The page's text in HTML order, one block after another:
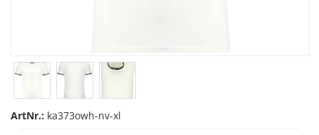
ArtNr.: ka373owh-nv-xl